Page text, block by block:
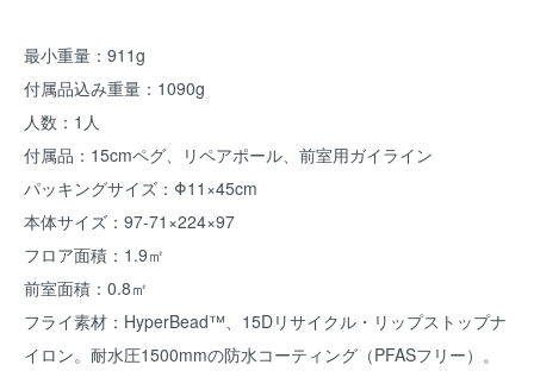
最小重量：911g
付属品込み重量：1090g
人数：1人
付属品：15cmペグ、リペアポール、前室用ガイライン
パッキングサイズ：Φ11×45cm
本体サイズ：97-71×224×97
フロア面積：1.9㎡
前室面積：0.8㎡
フライ素材：HyperBead™、15Dリサイクル・リップストップナ
イロン。耐水圧1500mmの防水コーティング（PFASフリー）。